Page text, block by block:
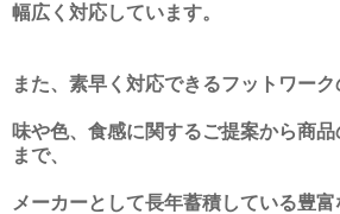
幅広く対応しています。
また、素早く対応できるフットワーク
味や色、食感に関するご提案から商
まで、
メーカーとして長年蓄積している豊